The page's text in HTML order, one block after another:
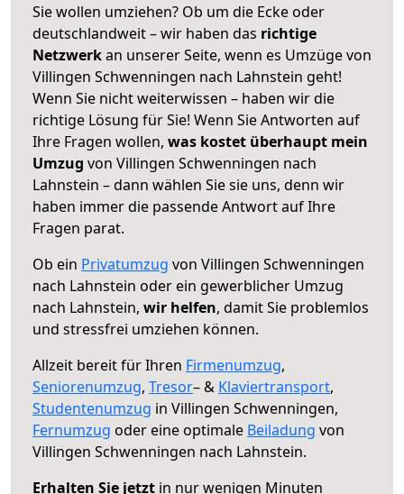
Sie wollen umziehen? Ob um die Ecke oder
deutschlandweit – wir haben das richtige
Netzwerkan unserer Seite, wenn es Umzüge von
Villingen Schwenningen nach Lahnstein geht!
Wenn Sie nicht weiterwissen – haben wir die
richtige Lösung für Sie! Wenn Sie Antworten auf
Ihre Fragen wollen, was kostet überhaupt mein
Umzug von Villingen Schwenningen nach
Lahnstein – dann wählen Sie sie uns, denn wir
haben immer die passende Antwort auf Ihre
Fragen parat.
Ob ein Privatumzug von Villingen Schwenningen
nach Lahnstein oder ein gewerblicher Umzug
nach Lahnstein, wir helfen, damit Sie problemlos
und stressfrei umziehen können.
Allzeit bereit für Ihren Firmenumzug,
Seniorenumzug, Tresor– & Klaviertransport,
Studentenumzug in Villingen Schwenningen,
Fernumzug oder eine optimale Beiladung von
Villingen Schwenningen nach Lahnstein.
Erhalten Sie jetzt in nur wenigen Minuten